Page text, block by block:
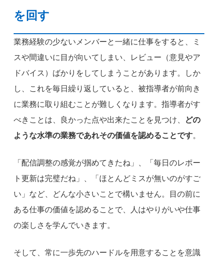
を回す
業務経験の少ないメンバーと一緒に仕事をすると、ミ
スや間違いに目が向いてしまい、レビュー（意見やア
ドバイス）ばかりをしてしまうことがあります。しか
し、これを毎日繰り返していると、被指導者が前向き
に業務に取り組むことが難しくなります。指導者がす
べきことは、良かった点や出来たことを見つけ、
どの
ような水準の業務であれその価値を認めることです。
「配信調整の感覚が掴めてきたね」、「毎日のレポー
ト更新は完璧だね」、「ほとんどミスが無いのがすご
い」など、どんな小さいことで構いません。目の前に
ある仕事の価値を認めることで、人はやりがいや仕事
の楽しさを学んでいきます。
そして、常に一歩先のハードルを用意することを意識